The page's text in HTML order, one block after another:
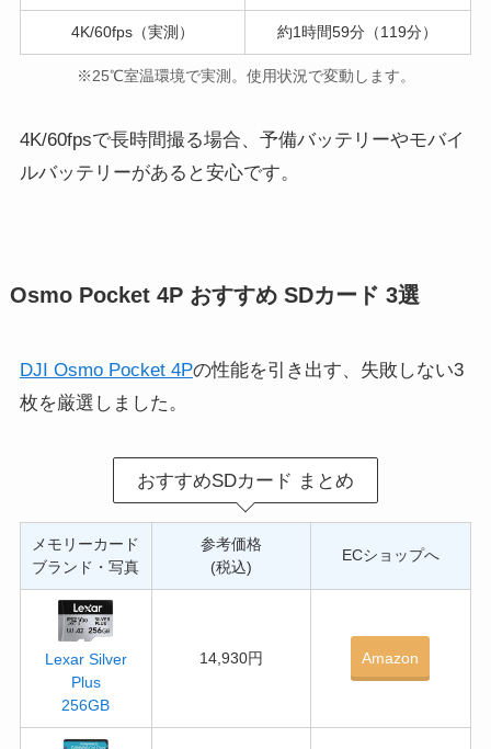
4K/60fps（実測） 約1時間59分（119分）
※25℃室温環境で実測。使用状況で変動します。
4K/60fpsで長時間撮る場合、予備バッテリーやモバイ
ルバッテリーがあると安心です。
Osmo Pocket 4P おすすめ SDカード 3選
DJI Osmo Pocket 4Pの性能を引き出す、失敗しない3
枚を厳選しました。
おすすめSDカード まとめ
メモリーカード
ブランド・写真
参考価格
(税込)
ECショップへ
Lexar Silver
Plus
256GB
14,930円 Amazon